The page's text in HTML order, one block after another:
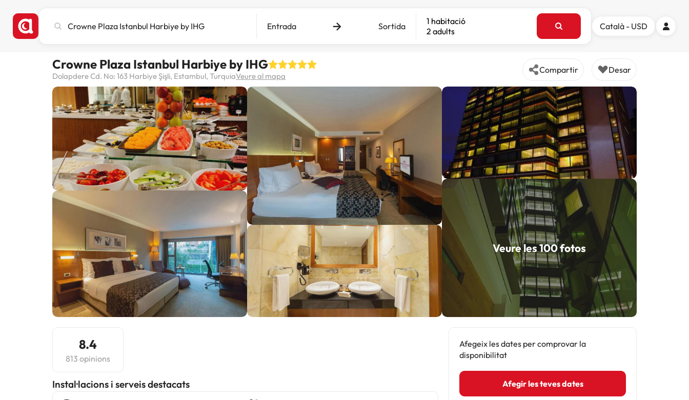
ciutat,
destinació
Entrada Sortida
1 habitació
2 adults
Català - USD
Crowne Plaza Istanbul Harbiye by IHG
Dolapdere Cd. No: 163 Harbiye Şişli, Estambul, TurquiaVeure al mapa
Compartir Desar
Veure les 100 fotos
8.4
813 opinions
Instal·lacions i serveis destacats
Afegeix les dates per comprovar la
disponibilitat
Afegir les teves dates